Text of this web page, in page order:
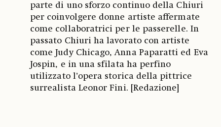
parte di uno sforzo continuo della Chiuri
per coinvolgere donne artiste affermate
come collaboratrici per le passerelle. In
passato Chiuri ha lavorato con artiste
come Judy Chicago, Anna Paparatti ed Eva
Jospin, e in una sfilata ha perfino
utilizzato l’opera storica della pittrice
surrealista Leonor Fini. [Redazione]